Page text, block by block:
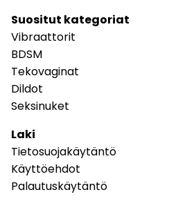
Suositut kategoriat
Vibraattorit
BDSM
Tekovaginat
Dildot
Seksinuket
Laki
Tietosuojakäytäntö
Käyttöehdot
Palautuskäytäntö